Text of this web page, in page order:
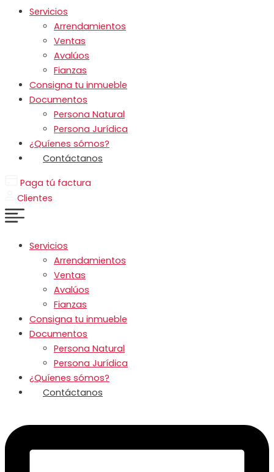
Servicios
Arrendamientos
Ventas
Avalúos
Fianzas
Consigna tu inmueble
Documentos
Persona Natural
Persona Jurídica
¿Quíenes sómos?
Contáctanos
Paga tú factura
Clientes
Servicios
Arrendamientos
Ventas
Avalúos
Fianzas
Consigna tu inmueble
Documentos
Persona Natural
Persona Jurídica
¿Quíenes sómos?
Contáctanos